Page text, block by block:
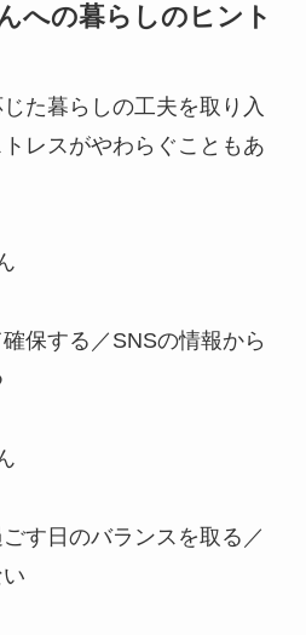
への暮らしのヒント
た暮らしの工夫を取り入
レスがやわらぐこともあ
保する／SNSの情報から
す日のバランスを取る／